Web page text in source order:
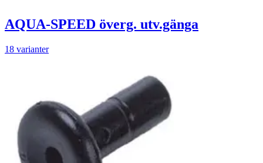
AQUA-SPEED överg. utv.gänga
18 varianter